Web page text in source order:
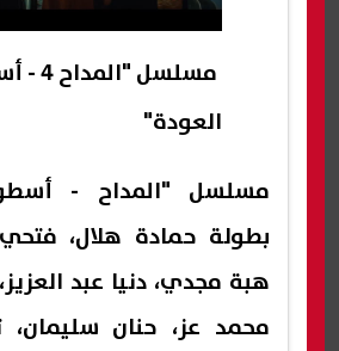
مسلسل
العودة"
مسلسل "المداح -
بطولة حمادة هلال،
هبة مجدي، دنيا عبد
محمد عز، حنان سليمان،